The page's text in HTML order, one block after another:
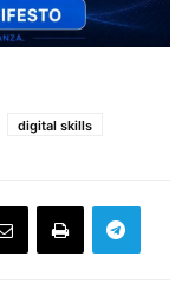
digital skills